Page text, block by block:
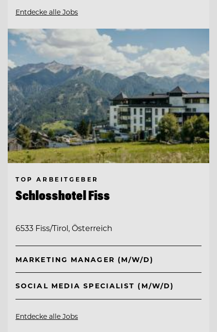
Entdecke alle Jobs
TOP ARBEITGEBER
Schlosshotel Fiss
6533 Fiss/Tirol, Österreich
MARKETING MANAGER (M/W/D)
SOCIAL MEDIA SPECIALIST (M/W/D)
Entdecke alle Jobs